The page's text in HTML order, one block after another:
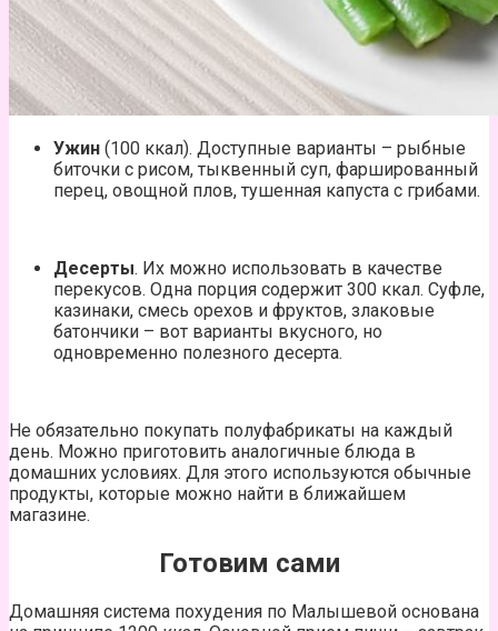
Ужин (100 ккал). Доступные варианты – рыбные
биточки с рисом, тыквенный суп, фаршированный
перец, овощной плов, тушенная капуста с грибами.
Десерты. Их можно использовать в качестве
перекусов. Одна порция содержит 300 ккал. Суфле,
казинаки, смесь орехов и фруктов, злаковые
батончики – вот варианты вкусного, но
одновременно полезного десерта.
Не обязательно покупать полуфабрикаты на каждый
день. Можно приготовить аналогичные блюда в
домашних условиях. Для этого используются обычные
продукты, которые можно найти в ближайшем
магазине.
Готовим сами
Домашняя система похудения по Малышевой основана